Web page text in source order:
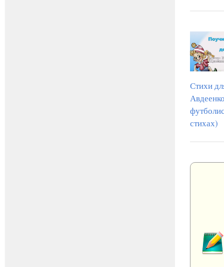
Стихи
стихах)